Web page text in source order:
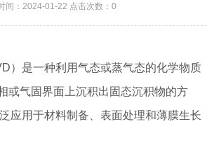
间：2024-01-22 点击次数：0
）是一种利用气态或蒸气态的化学物质
或气固界面上沉积出固态沉积物的方
应用于材料制备、表面处理和薄膜生长